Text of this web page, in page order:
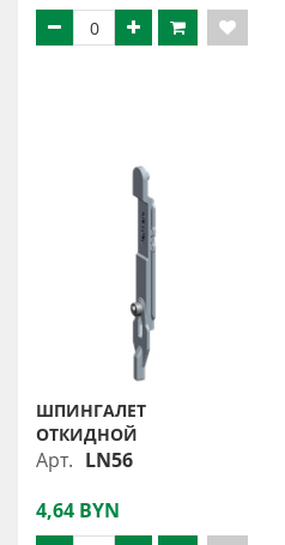
ШПИНГАЛЕТ
ОТКИДНОЙ
Арт. LN56
4,64 BYN